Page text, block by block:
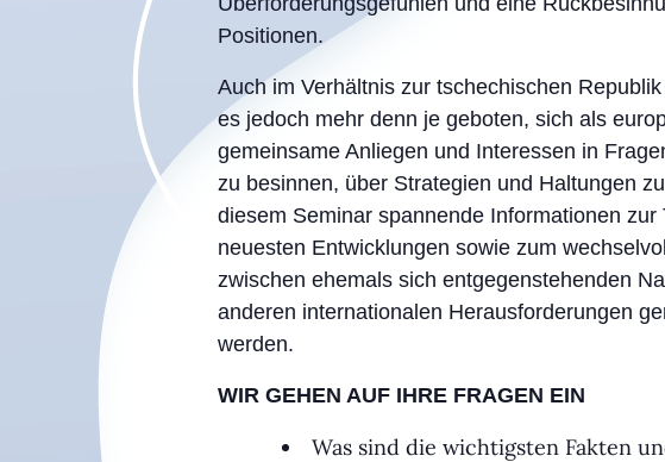
Positionen.
Auch im Verhältnis zur tschechischen
es jedoch mehr denn je geboten, sich als
gemeinsame Anliegen und Interessen in
zu besinnen, über Strategien und Haltungen
diesem Seminar spannende Informationen
neuesten Entwicklungen sowie zum
zwischen ehemals sich entgegenstehenden
anderen internationalen Herausforderungen
werden.
WIR GEHEN AUF IHRE FRAGEN EIN
Was sind die wichtigsten Fakten